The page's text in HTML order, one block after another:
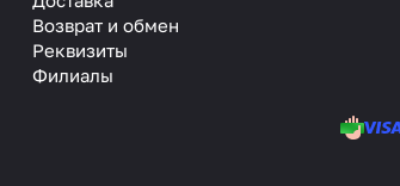
Возврат и обмен
Реквизиты
Филиалы